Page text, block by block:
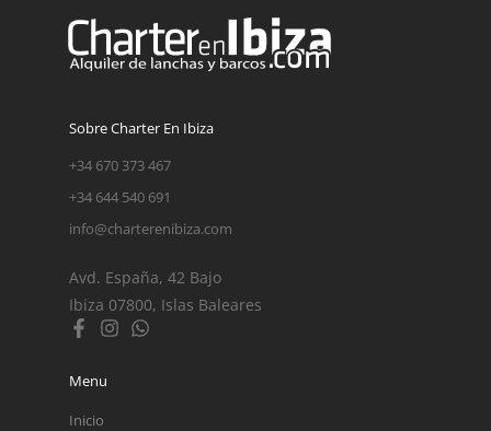
Sobre Charter En Ibiza
+34 670 373 467
+34 644 540 691
info@charterenibiza.com
Avd. España, 42 Bajo
Ibiza 07800, Islas Baleares
Menu
Inicio